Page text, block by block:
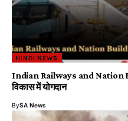
HINDI NEWS
Indian Railways and Nation
विकास में योगदान
BySA News